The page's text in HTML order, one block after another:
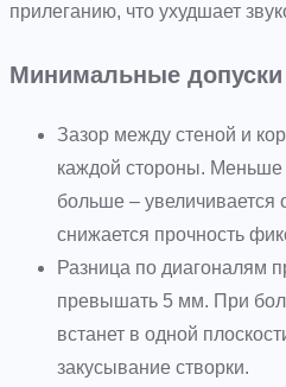
прилеганию, что ухудшает
Минимальные допуски
Зазор между стеной и
каждой стороны. Меньше
больше –
снижается прочность
Разница по диагоналям
превышать 5 мм. При
встанет в одной
закусывание створки.